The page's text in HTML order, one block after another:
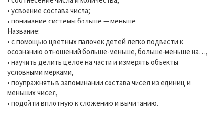
• усвоение состава числа;
• понимание системы больше — меньше.
Название:
• с помощью цветных палочек детей легко подвести к
осознанию отношений больше-меньше, больше-меньше на…,
• научить делить целое на части и измерять объекты
условными мерками,
• поупражнять в запоминании состава чисел из единиц и
меньших чисел,
• подойти вплотную к сложению и вычитанию.